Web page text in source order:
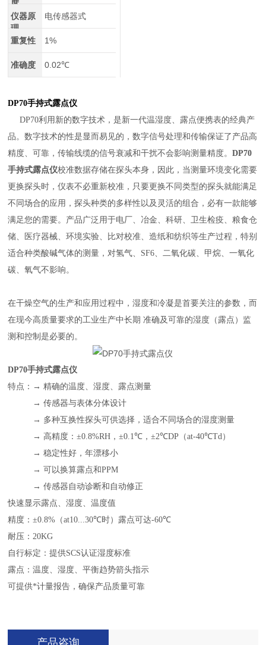
度
仪器原
理
电传感器式
重复性 1%
准确度 0.02℃
DP70手持式露点仪
DP70利用新的数字技术，是新一代温湿度、露点便携表的经典产
品。数字技术的性是显而易见的，数字信号处理和传输保证了产品高
精度、可靠，传输线缆的信号衰减和干扰不会影响测量精度。DP70
手持式露点仪校准数据存储在探头本身，因此，当测量环境变化需要
更换探头时，仪表不必重新校准，只要更换不同类型的探头就能满足
不同场合的应用，探头种类的多样性以及灵活的组合，必有一款能够
满足您的需要。产品广泛用于电厂、冶金、科研、卫生检疫、粮食仓
储、医疗器械、环境实验、比对校准、造纸和纺织等生产过程，特别
适合种类酸碱气体的测量，对氢气、 SF6、二氧化碳、甲烷、一氧化
碳、氧气不影响。
在干燥空气的生产和应用过程中，湿度和冷凝是首要关注的参数，而
在现今高质量要求的工业生产中长期 准确及可靠的湿度 （ 露点 ） 监
测和控制是必要的。
DP70手持式露点仪
特点： →精确的温度、湿度、露点测量
→传感器与表体分体设计
→ 多种互换性探头可供选择，适合不同场合的湿度测量
→ 高精度：±0.8%RH ，±0.1℃ ，±2℃DP（at-40℃Td）
→稳定性好，年漂移小
→可以换算露点和PPM
→传感器自动诊断和自动修正
快速显示露点、湿度、温度值
精度：±0.8%（at10...30℃时） 露点可达-60℃
耐压：20KG
自行标定：提供SCS认证湿度标准
露点：温度、湿度、平衡趋势箭头指示
可提供*计量报告，确保产品质量可靠
产品咨询